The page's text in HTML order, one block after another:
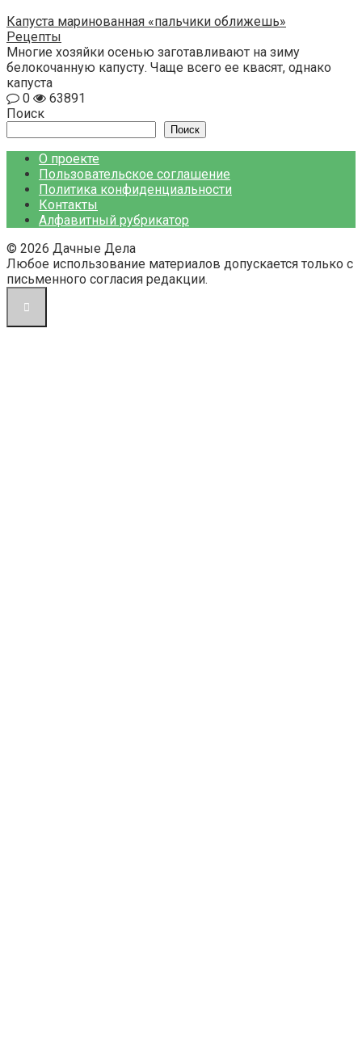
Капуста маринованная «пальчики оближешь»
Рецепты
Многие хозяйки осенью заготавливают на зиму
белокочанную капусту. Чаще всего ее квасят, однако
капуста
0
63891
Поиск
Поиск
О проекте
Пользовательское соглашение
Политика конфиденциальности
Контакты
Алфавитный рубрикатор
© 2026 Дачные Дела
Любое использование материалов допускается только с
письменного согласия редакции.